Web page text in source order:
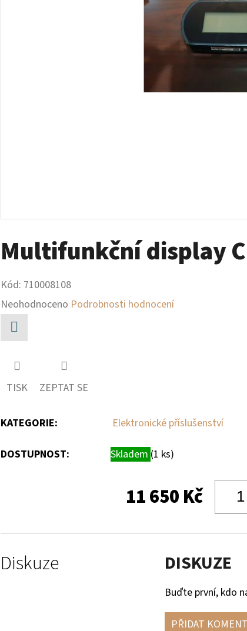
Multifunkční display
Kód: 710008108
Průměrné
hodnocení
produktu
0,0
5
Neohodnoceno Podrobnosti hodnocení
TISK ZEPTAT SE
KATEGORIE: Elektronické příslušenství
DOSTUPNOST: Skladem (1 ks)
11 650 Kč
Diskuze DISKUZE
Buďte první, kdo
PŘIDAT
PALIVOVÉ
AM